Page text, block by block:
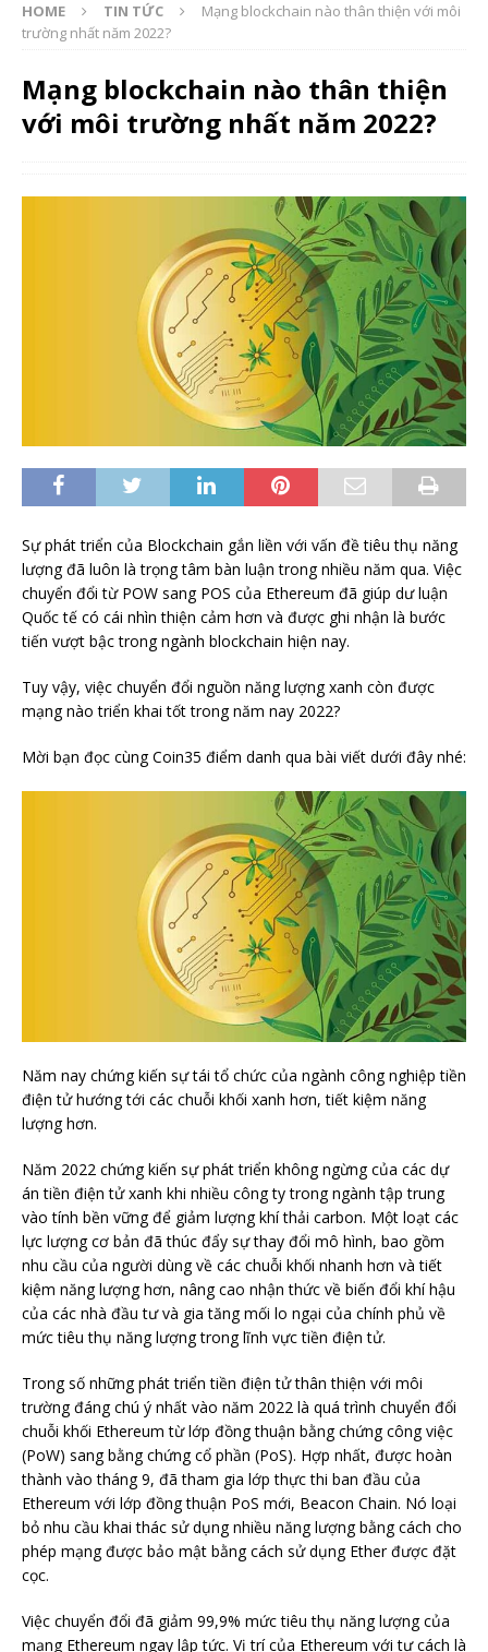
HOME TIN TỨC
Mạng blockchain nào thân thiện với môi
trường nhất năm 2022?
Mạng blockchain nào thân thiện
với môi trường nhất năm 2022?
Sự phát triển của Blockchain gắn liền với vấn đề tiêu thụ năng
lượng đã luôn là trọng tâm bàn luận trong nhiều năm qua. Việc
chuyển đổi từ POW sang POS của Ethereum đã giúp dư luận
Quốc tế có cái nhìn thiện cảm hơn và được ghi nhận là bước
tiến vượt bậc trong ngành blockchain hiện nay.
Tuy vậy, việc chuyển đổi nguồn năng lượng xanh còn được
mạng nào triển khai tốt trong năm nay 2022?
Mời bạn đọc cùng Coin35 điểm danh qua bài viết dưới đây nhé:
Năm nay chứng kiến ​​sự tái tổ chức của ngành công nghiệp tiền
điện tử hướng tới các chuỗi khối xanh hơn, tiết kiệm năng
lượng hơn.
Năm 2022 chứng kiến ​​sự phát triển không ngừng của các dự
án tiền điện tử xanh khi nhiều công ty trong ngành tập trung
vào tính bền vững để giảm lượng khí thải carbon. Một loạt các
lực lượng cơ bản đã thúc đẩy sự thay đổi mô hình, bao gồm
nhu cầu của người dùng về các chuỗi khối nhanh hơn và tiết
kiệm năng lượng hơn, nâng cao nhận thức về biến đổi khí hậu
của các nhà đầu tư và gia tăng mối lo ngại của chính phủ về
mức tiêu thụ năng lượng trong lĩnh vực tiền điện tử.
Trong số những phát triển tiền điện tử thân thiện với môi
trường đáng chú ý nhất vào năm 2022 là quá trình chuyển đổi
chuỗi khối Ethereum từ lớp đồng thuận bằng chứng công việc
(PoW) sang bằng chứng cổ phần (PoS). Hợp nhất, được hoàn
thành vào tháng 9, đã tham gia lớp thực thi ban đầu của
Ethereum với lớp đồng thuận PoS mới, Beacon Chain. Nó loại
bỏ nhu cầu khai thác sử dụng nhiều năng lượng bằng cách cho
phép mạng được bảo mật bằng cách sử dụng Ether được đặt
cọc.
Việc chuyển đổi đã giảm 99,9% mức tiêu thụ năng lượng của
mạng Ethereum ngay lập tức. Vị trí của Ethereum với tư cách là